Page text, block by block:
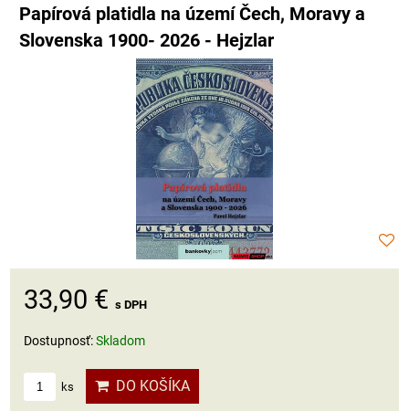
Papírová platidla na území Čech, Moravy a
Slovenska 1900- 2026 - Hejzlar
33,90 € s DPH
Dostupnosť:Skladom
ks DO KOŠÍKA